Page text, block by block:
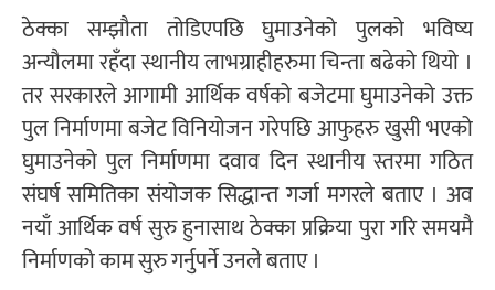
ठेक्का सम्झौता तोडिएपछि घुमाउनेको पुलको भविष्य
अन्यौलमा रहँदा स्थानीय लाभग्राहीहरुमा चिन्ता बढेको थियो ।
तर सरकारले आगामी आर्थिक वर्षको बजेटमा घुमाउनेको उक्त
पुल निर्माणमा बजेट विनियोजन गरेपछि आफुहरु खुसी भएको
घुमाउनेको पुल निर्माणमा दवाव दिन स्थानीय स्तरमा गठित
संघर्ष समितिका संयोजक सिद्धान्त गर्जा मगरले बताए । अव
नयाँ आर्थिक वर्ष सुरु हुनासाथ ठेक्का प्रक्रिया पुरा गरि समयमै
निर्माणको काम सुरु गर्नुपर्ने उनले बताए ।